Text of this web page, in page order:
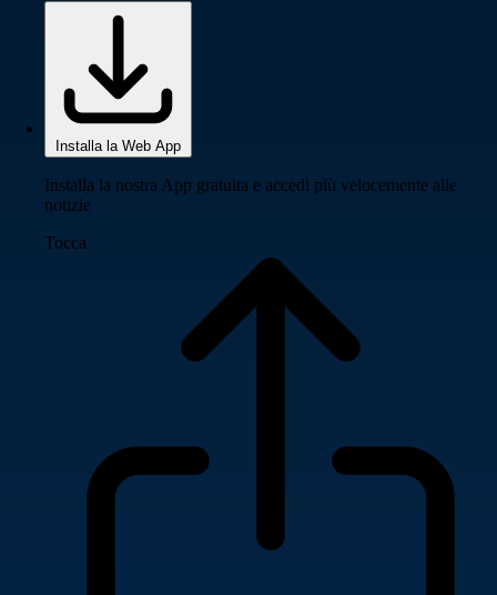
Installa la Web App
Installa la nostra App gratuita e accedi più velocemente alle
notizie
Tocca